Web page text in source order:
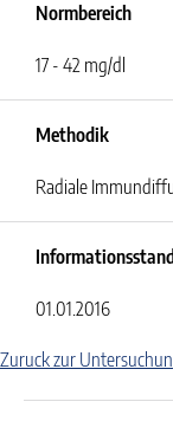
Normbereich
17 - 42 mg/dl
Methodik
Radiale
Informationsstand
01.01.2016
Zuruck zur